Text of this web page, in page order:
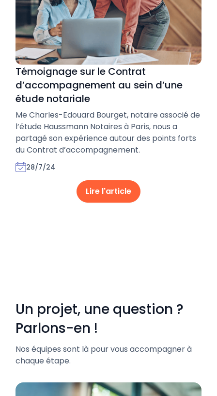
Témoignage sur le Contrat
d’accompagnement au sein d’une
étude notariale
Me Charles-Edouard Bourget, notaire associé de
l’étude Haussmann Notaires à Paris, nous a
partagé son expérience autour des points forts
du Contrat d’accompagnement.
28/7/24
Lire l'article
Un projet, une question ?
Parlons-en !
Nos équipes sont là pour vous accompagner à
chaque étape.